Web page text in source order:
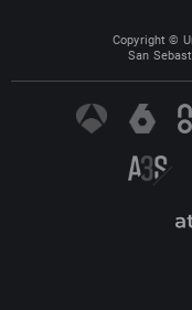
Copyright ©
San